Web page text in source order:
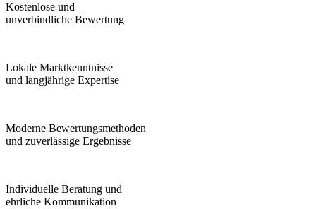
Kostenlose und
unverbindliche Bewertung
Lokale Marktkenntnisse
und langjährige Expertise
Moderne Bewertungsmethoden
und zuverlässige Ergebnisse
Individuelle Beratung und
ehrliche Kommunikation